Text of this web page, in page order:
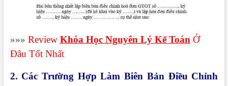
»»» Review Khóa Học Nguyên Lý Kế Toán Ở
Đâu Tốt Nhất
2. Các Trường Hợp Làm Biên Bản Điều Chỉnh